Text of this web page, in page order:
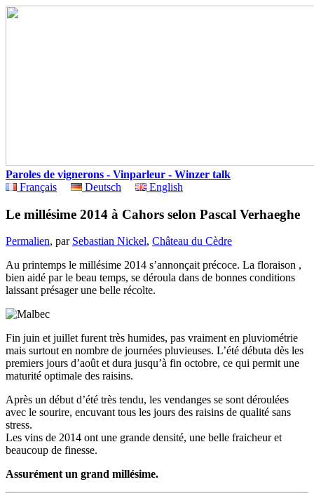
Paroles de vignerons - Vinparleur - Winzer talk
Français
Deutsch English
Le millésime 2014 à Cahors selon Pascal Verhaeghe
Permalien, par Sebastian Nickel, Château du Cèdre
Au printemps le millésime 2014 s’annonçait précoce. La floraison ,
bien aidé par le beau temps, se déroula dans de bonnes conditions
laissant présager une belle récolte.
Fin juin et juillet furent très humides, pas vraiment en pluviométrie
mais surtout en nombre de journées pluvieuses. L’été débuta dès les
premiers jours d’août et dura jusqu’à fin octobre, ce qui permit une
maturité optimale des raisins.
Après un début d’été très tendu, les vendanges se sont déroulées
avec le sourire, encuvant tous les jours des raisins de qualité sans
stress.
Les vins de 2014 ont une grande densité, une belle fraicheur et
beaucoup de finesse.
Assurément un grand millésime.